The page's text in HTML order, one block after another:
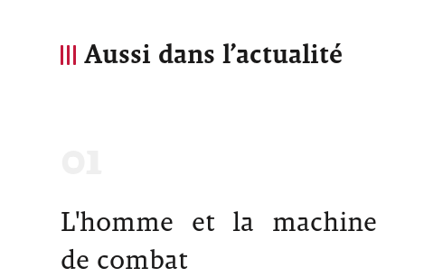
Aussi dans l’actualité
L'homme et la machine
de combat